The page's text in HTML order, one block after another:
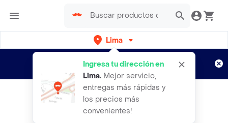
Lima
Ingresa tu dirección en
Lima. Mejor servicio,
entregas más rápidas y
los precios más
convenientes!
envíos gratis por semanas
Aplican TyC